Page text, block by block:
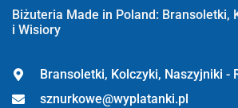
Biżuteria Made in Poland: Bransoletki,
i Wisiory
Bransoletki, Kolczyki, Naszyjniki -
sznurkowe@wyplatanki.pl